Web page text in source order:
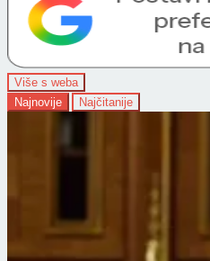
Više s weba
Najnovije
Najčitanije